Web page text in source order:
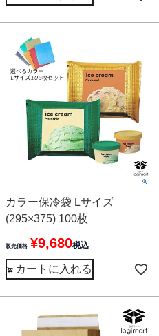
カラー保冷袋 Lサイズ
(295×375) 100枚
販売価格 ¥9,680税込
カートに入れる